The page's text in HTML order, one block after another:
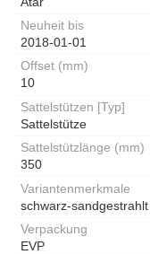
Neuheit bis
2018-01-01
Offset (mm)
10
Sattelstützen [Typ]
Sattelstütze
Sattelstützlänge (mm)
350
Variantenmerkmale
schwarz-
Verpackung
EVP